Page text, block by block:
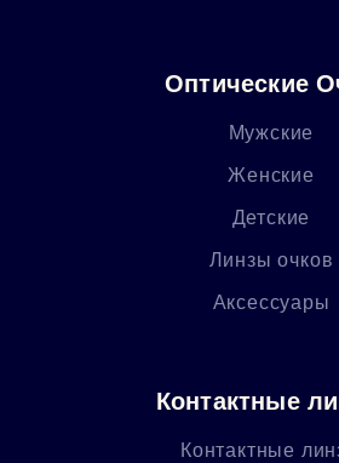
Оптические
Мужские
Женские
Детские
Линзы очков
Аксессуары
Контактные
Контактные